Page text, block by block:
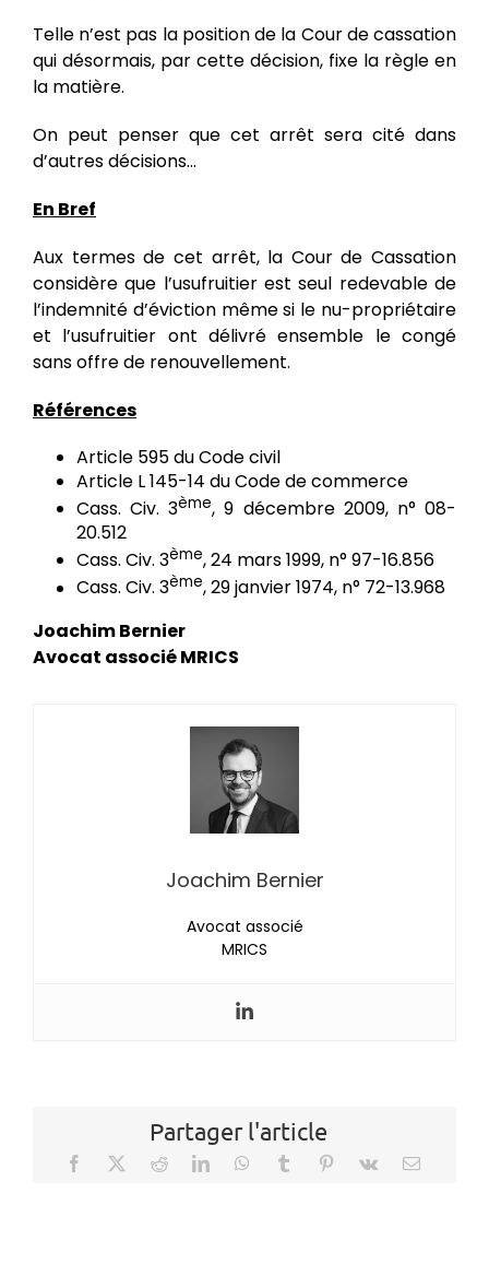
Telle n’est pas la position de la Cour de cassation
qui désormais, par cette décision, fixe la règle en
la matière.
On peut penser que cet arrêt sera cité dans
d’autres décisions…
En Bref
Aux termes de cet arrêt, la Cour de Cassation
considère que l’usufruitier est seul redevable de
l’indemnité d’éviction même si le nu-propriétaire
et l’usufruitier ont délivré ensemble le congé
sans offre de renouvellement.
Références
Article 595 du Code civil
Article L 145-14 du Code de commerce
Cass. Civ. 3ème, 9 décembre 2009, n° 08-
20.512
Cass. Civ. 3ème, 24 mars 1999, n° 97-16.856
Cass. Civ. 3ème, 29 janvier 1974, n° 72-13.968
Joachim Bernier
Avocat associé MRICS
Joachim Bernier
Avocat associé
MRICS
Partager l'article